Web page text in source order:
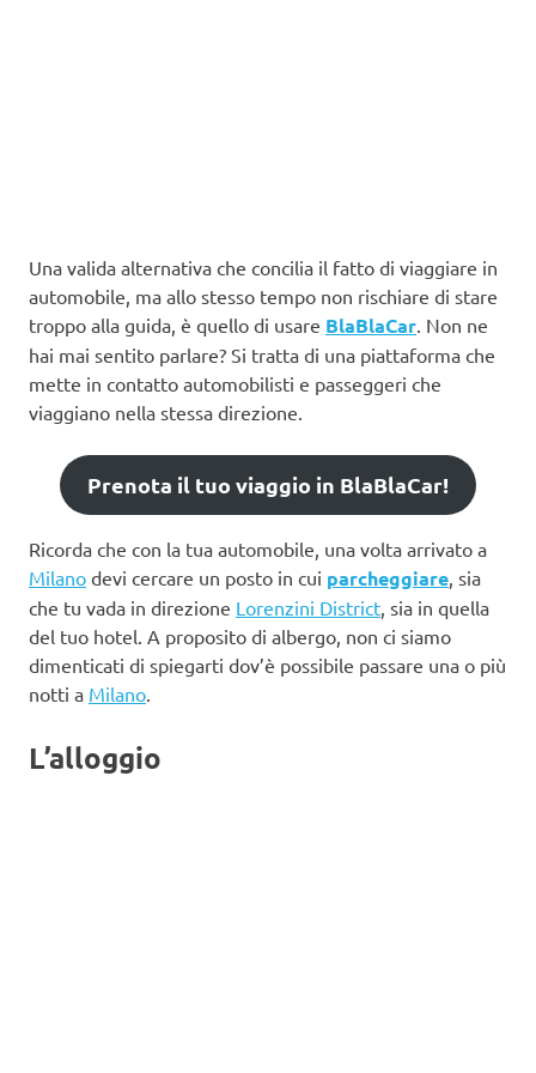
Una valida alternativa che concilia il fatto di viaggiare in
automobile, ma allo stesso tempo non rischiare di stare
troppo alla guida, è quello di usare BlaBlaCar. Non ne
hai mai sentito parlare? Si tratta di una piattaforma che
mette in contatto automobilisti e passeggeri che
viaggiano nella stessa direzione.
Prenota il tuo viaggio in BlaBlaCar!
Ricorda che con la tua automobile, una volta arrivato a
Milano devi cercare un posto in cui parcheggiare , sia
che tu vada in direzione Lorenzini District , sia in quella
del tuo hotel. A proposito di albergo, non ci siamo
dimenticati di spiegarti dov’è possibile passare una o più
notti a Milano
L’alloggio